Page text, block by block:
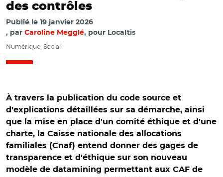
des contrôles
Publié le 19 janvier 2026
par Caroline Megglé, pour Localtis
Numérique, Social
À travers la publication du code source et
d'explications détaillées sur sa démarche, ainsi
que la mise en place d'un comité éthique et d'une
charte, la Caisse nationale des allocations
familiales (Cnaf) entend donner des gages de
transparence et d'éthique sur son nouveau
modèle de datamining permettant aux CAF de